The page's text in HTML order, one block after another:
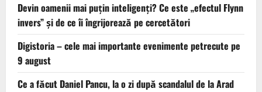
Devin oamenii mai puțin inteligenți? Ce este „efectul Flynn
invers” și de ce îi îngrijorează pe cercetători
Digistoria – cele mai importante evenimente petrecute pe
9 august
Ce a făcut Daniel Pancu, la o zi după scandalul de la Arad